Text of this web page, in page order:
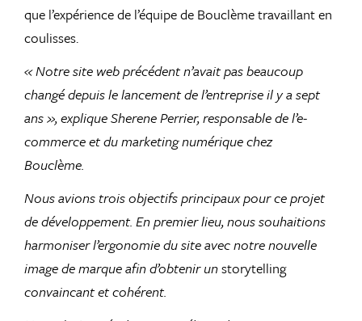
que l’expérience de l’équipe de Bouclème travaillant en
coulisses.
« Notre site web précédent n’avait pas beaucoup
changé depuis le lancement de l’entreprise il y a sept
ans », explique Sherene Perrier, responsable de l’e-
commerce et du marketing numérique chez
Bouclème.
Nous avions trois objectifs principaux pour ce projet
de développement. En premier lieu, nous souhaitions
harmoniser l’ergonomie du site avec notre nouvelle
image de marque afin d’obtenir unstorytelling
convaincant et cohérent.